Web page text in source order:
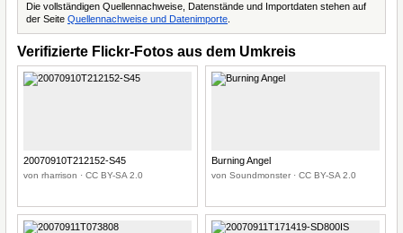
Die vollständigen Quellennachweise, Datenstände und Importdaten stehen auf
der Seite Quellennachweise und Datenimporte
Verifizierte Flickr-Fotos aus dem Umkreis
20070910T212152-S45
von rharrison · CC BY-SA 2.0
Burning Angel
von Soundmonster · CC BY-SA 2.0